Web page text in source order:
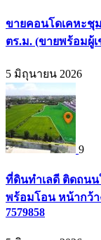
ขายคอนโดเคหะชุ
ตร.ม. (ขายพร้อมผู้เ
5 มิถุนายน 2026
9
ที่ดินทำเลดี ติดถนน
พร้อมโอน หน้ากว้า
7579858